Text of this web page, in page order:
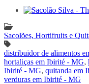
Sacolões, Hortifruits e
distribuidor de alimentos
hortaliças em Ibirité - MG,
Ibirité - MG, quitanda em
verduras em Ibirité - MG